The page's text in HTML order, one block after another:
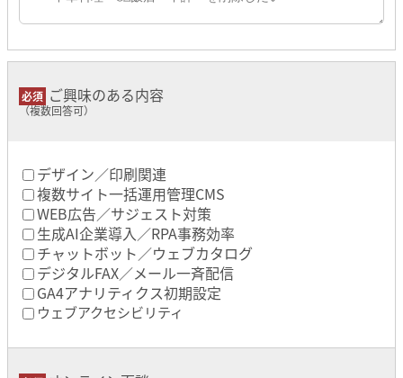
ご興味のある内容
（複数回答可）
デザイン／印刷関連
複数サイト一括運用管理CMS
WEB広告／サジェスト対策
生成AI企業導入／RPA事務効率
チャットボット／ウェブカタログ
デジタルFAX／メール一斉配信
GA4アナリティクス初期設定
ウェブアクセシビリティ